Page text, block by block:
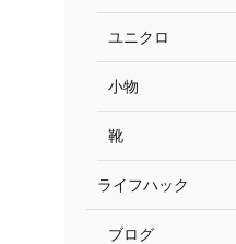
ユニクロ
小物
靴
ライフハック
ブログ